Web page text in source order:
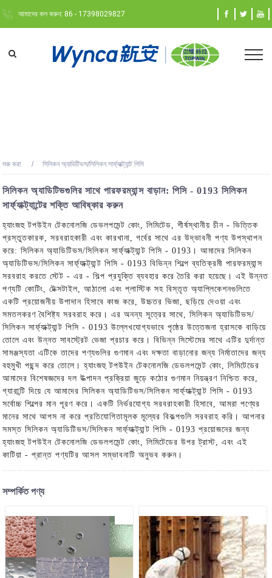
আমাদের কল করুন: 86 - 17398029827
শুরু করা সিলিকন অ্যাডিটিভস/সিলিকন সার্ফ্যাক্ট্যান্ট পিসি
সিলিকন অ্যাডিটিভগুলির সাথে পারফরম্যান্স বাড়ান: পিসি - 0193 সিলিকন
সার্ফ্যাক্ট্যান্টের শক্তি আবিষ্কার করুন
হ্যাংজহু টপউইন টেকনোলজি ডেভলপমেন্ট কোং, লিমিটেড, শীর্ষস্থানীয় চীন - ভিত্তিক
প্রস্তুতকারক, সরবরাহকারী এবং কারখানা, গর্বের সাথে এর উদ্ভাবনী পণ্য উপস্থাপন
করে: সিলিকন অ্যাডিটিভস/সিলিকন সার্ফ্যাক্ট্যান্ট পিসি - 0193। আমাদের সিলিকন
অ্যাডিটিভস/সিলিকন সার্ফ্যাক্ট্যান্ট পিসি - 0193 বিভিন্ন শিল্পে ব্যতিক্রমী পারফরম্যান্স
সরবরাহ করতে স্টেট - এর - শিল্প প্রযুক্তি ব্যবহার করে তৈরি করা হয়েছে। এই উন্নত
পণ্যটি কোটিং, টেক্সটাইল, আঠালো এবং প্লাস্টিক সহ বিস্তৃত অ্যাপ্লিকেশনগুলিতে
একটি প্রয়োজনীয় উপাদান হিসাবে কাজ করে, উচ্চতর ভিজা, ছড়িয়ে দেওয়া এবং
সমতলকরণ বৈশিষ্ট্য সরবরাহ করে। এর অনন্য সূত্রের সাথে, সিলিকন অ্যাডিটিভস/
সিলিকন সার্ফ্যাক্ট্যান্ট পিসি - 0193 উল্লেখযোগ্যভাবে পৃষ্ঠের উত্তেজনা হ্রাসকে বাড়িয়ে
তোলে এবং উন্নত সাবস্ট্রেট ভেজা প্রচার করে। বিভিন্ন সিস্টেমের সাথে এটির দুর্দান্ত
সামঞ্জস্যতা এটিকে তাদের পণ্যগুলির গুণমান এবং দক্ষতা বাড়ানোর জন্য নির্মাতাদের জন্য
বহুমুখী পছন্দ করে তোলে। হ্যাংজহু টপউইন টেকনোলজি ডেভলপমেন্ট কোং, লিমিটেডের
আমাদের বিশেষজ্ঞদের দল উত্পাদন প্রক্রিয়া জুড়ে কঠোর গুণমান নিয়ন্ত্রণ নিশ্চিত করে,
গ্যারান্টি দিয়ে যে আমাদের সিলিকন অ্যাডিটিভস/সিলিকন সার্ফ্যাক্ট্যান্ট পিসি - 0193
সর্বোচ্চ শিল্পের মান পূরণ করে। একটি নির্ভরযোগ্য সরবরাহকারী হিসাবে, আমরা পণ্যের
মানের সাথে আপস না করে প্রতিযোগিতামূলক মূল্যের বিকল্পগুলি সরবরাহ করি। আপনার
সমস্ত সিলিকন অ্যাডিটিভস/সিলিকন সার্ফ্যাক্ট্যান্ট পিসি - 0193 প্রয়োজনের জন্য
হ্যাংজহু টপউইন টেকনোলজি ডেভলপমেন্ট কোং, লিমিটেডের উপর ট্রাস্ট, এবং এই
কাটিয়া - প্রান্ত পণ্যটির আসল সম্ভাবনাটি অনুভব করুন।
সম্পর্কিত পণ্য